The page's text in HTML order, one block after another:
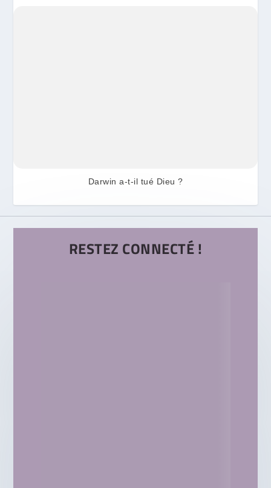
Darwin a-t-il tué Dieu ?
RESTEZ CONNECTÉ !